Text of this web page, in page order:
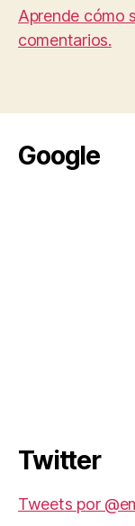
Aprende cómo
comentarios.
Google
Twitter
Tweets por